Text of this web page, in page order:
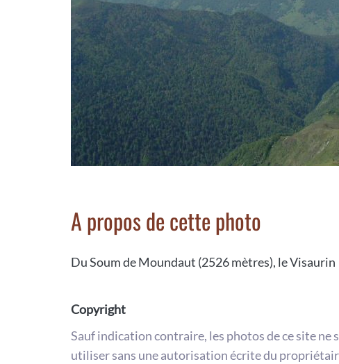
A propos de cette photo
Du Soum de Moundaut (2526 mètres), le Visaurin
Copyright
Sauf indication contraire, les photos de ce site ne
utiliser sans une autorisation écrite du